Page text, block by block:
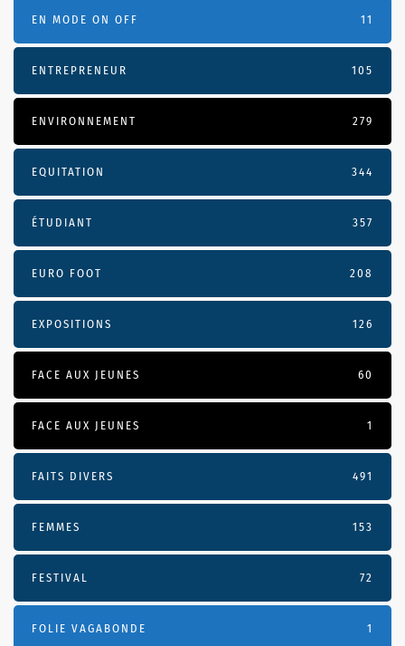
EN MODE ON OFF 11
ENTREPRENEUR 105
ENVIRONNEMENT 279
EQUITATION 344
ÉTUDIANT 357
EURO FOOT 208
EXPOSITIONS 126
FACE AUX JEUNES 60
FACE AUX JEUNES 1
FAITS DIVERS 491
FEMMES 153
FESTIVAL 72
FOLIE VAGABONDE 1